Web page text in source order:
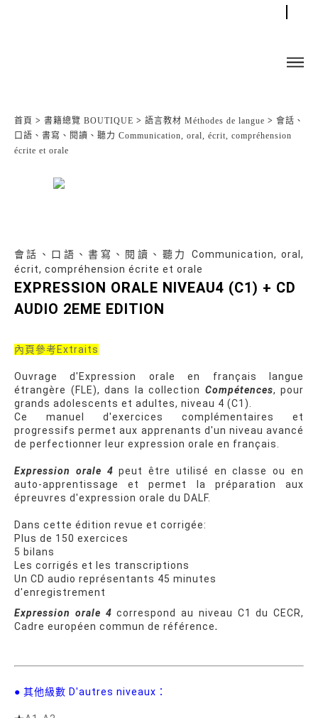
首頁 > 書籍總覽 BOUTIQUE > 語言教材 Méthodes de langue > 會話、
口語、書寫、閱讀、聽力 Communication, oral, écrit, compréhension
écrite et orale
會話、口語、書寫、閱讀、聽力 Communication, oral,
écrit, compréhension écrite et orale
EXPRESSION ORALE NIVEAU4 (C1) + CD
AUDIO 2EME EDITION
內頁參考Extraits
Ouvrage d'Expression orale en français langue
étrangère (FLE), dans la collection Compétences, pour
grands adolescents et adultes, niveau 4 (C1).
Ce manuel d'exercices complémentaires et
progressifs permet aux apprenants d'un niveau avancé
de perfectionner leur expression orale en français.
Expression orale 4peut être utilisé en classe ou en
auto-apprentissage et permet la préparation aux
épreuvres d'expression orale du DALF.
Dans cette édition revue et corrigée:
Plus de 150 exercices
5 bilans
Les corrigés et les transcriptions
Un CD audio représentants 45 minutes
d'enregistrement
Expression orale 4correspond au niveau C1 du CECR,
Cadre européen commun de référence.
● 其他級數 D'autres niveaux：